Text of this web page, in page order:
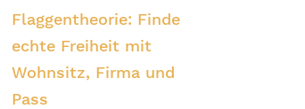
Flaggentheorie: Finde
echte Freiheit mit
Wohnsitz, Firma und
Pass